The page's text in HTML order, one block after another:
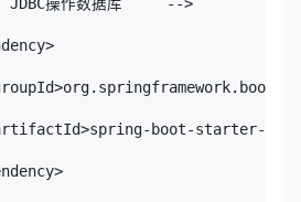
boot-starter-